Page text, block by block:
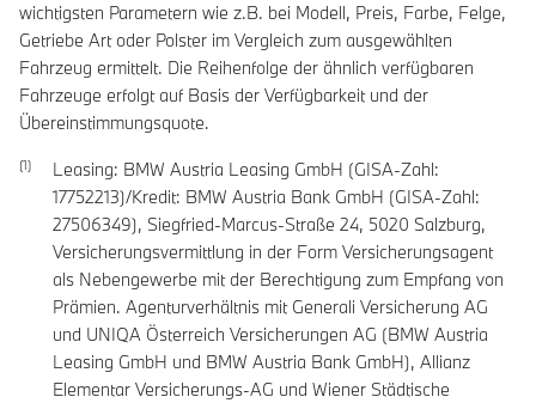
wichtigsten Parametern wie z.B. bei Modell, Preis, Farbe, Felge,
Getriebe Art oder Polster im Vergleich zum ausgewählten
Fahrzeug ermittelt. Die Reihenfolge der ähnlich verfügbaren
Fahrzeuge erfolgt auf Basis der Verfügbarkeit und der
Übereinstimmungsquote.
Leasing: BMW Austria Leasing GmbH (GISA-Zahl:
17752213)/Kredit: BMW Austria Bank GmbH (GISA-Zahl:
27506349), Siegfried-Marcus-Straße 24, 5020 Salzburg,
Versicherungsvermittlung in der Form Versicherungsagent
als Nebengewerbe mit der Berechtigung zum Empfang von
Prämien. Agenturverhältnis mit Generali Versicherung AG
und UNIQA Österreich Versicherungen AG (BMW Austria
Leasing GmbH und BMW Austria Bank GmbH), Allianz
Elementar Versicherungs-AG und Wiener Städtische